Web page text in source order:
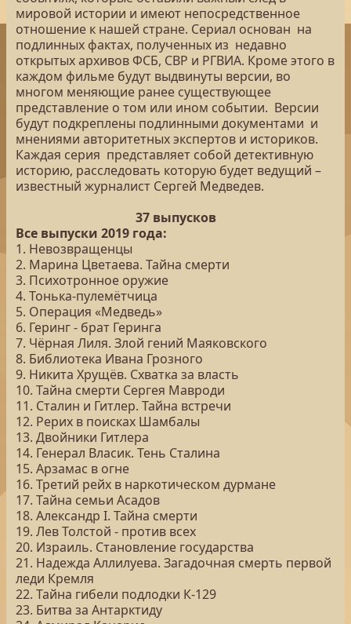
мировой истории и имеют непосредственное
отношение к нашей стране. Сериал основан на
подлинных фактах, полученных из недавно
открытых архивов ФСБ, СВР и РГВИА. Кроме этого в
каждом фильме будут выдвинуты версии, во
многом меняющие ранее существующее
представление о том или ином событии. Версии
будут подкреплены подлинными документами и
мнениями авторитетных экспертов и историков.
Каждая серия представляет собой детективную
историю, расследовать которую будет ведущий –
известный журналист Сергей Медведев.
37 выпусков
Все выпуски 2019 года:
1. Невозвращенцы
2. Марина Цветаева. Тайна смерти
3. Психотронное оружие
4. Тонька-пулемётчица
5. Операция «Медведь»
6. Геринг - брат Геринга
7. Чёрная Лиля. Злой гений Маяковского
8. Библиотека Ивана Грозного
9. Никита Хрущёв. Схватка за власть
10. Тайна смерти Сергея Мавроди
11. Сталин и Гитлер. Тайна встречи
12. Рерих в поисках Шамбалы
13. Двойники Гитлера
14. Генерал Власик. Тень Сталина
15. Арзамас в огне
16. Третий рейх в наркотическом дурмане
17. Тайна семьи Асадов
18. Александр I. Тайна смерти
19. Лев Толстой - против всех
20. Израиль. Становление государства
21. Надежда Аллилуева. Загадочная смерть первой
леди Кремля
22. Тайна гибели подлодки К-129
23. Битва за Антарктиду